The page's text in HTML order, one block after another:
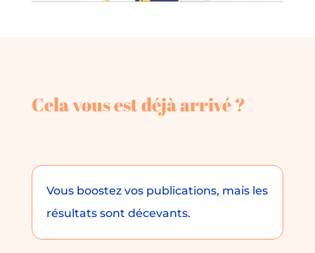
Cela vous est déjà arrivé ?
Vous boostez vos publications, mais les
résultats sont décevants.